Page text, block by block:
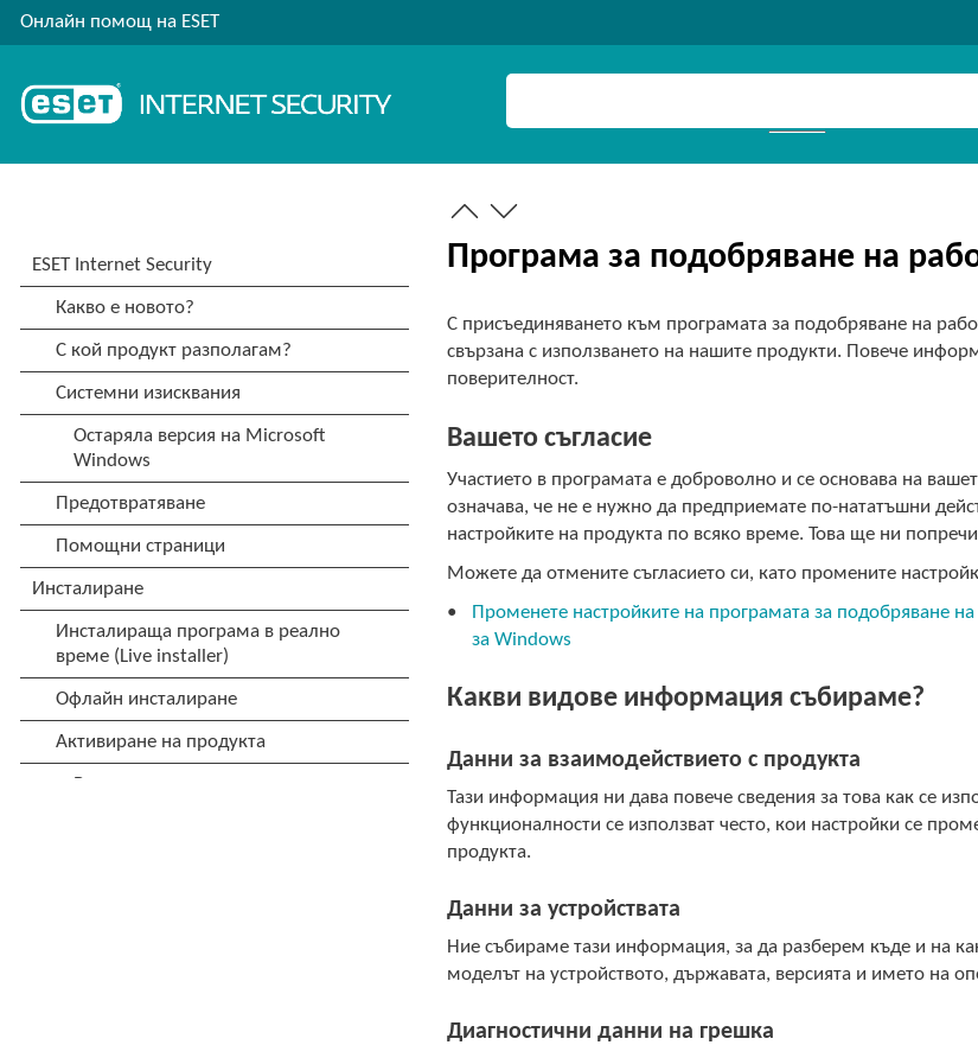
Онлайн помощ на ESET
Програма за подобряване на
С присъединяването към програмата за подобряване на
свързана с използването на нашите продукти. Повече
поверителност.
Вашето съгласие
Участието в програмата е доброволно и се основава на
означава, че не е нужно да предприемате по-нататъшни
настройките на продукта по всяко време. Това ще ни
Можете да отмените съгласието си, като промените
Променете настройките на програмата за подобряване
за Windows
Какви видове информация събираме?
Данни за взаимодействието с продукта
Тази информация ни дава повече сведения за това как се
функционалности се използват често, кои настройки се
продукта.
Данни за устройствата
Ние събираме тази информация, за да разберем къде и на
моделът на устройството, държавата, версията и името на
Диагностични данни на грешка